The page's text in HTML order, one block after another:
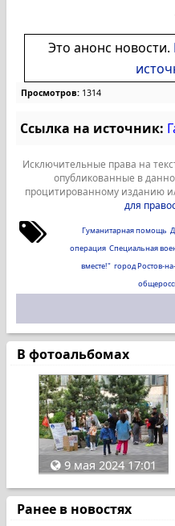
Это анонс новости.
Просмотров: 1314
Ссылка на источник:
Исключительные права на
опубликованные в
процитированному изданию
для
Гуманитарная помощь
операция Специальная
вместе!" город Ростов-
В фотоальбомах
9 мая 2024 17:01
Ранее в новостях